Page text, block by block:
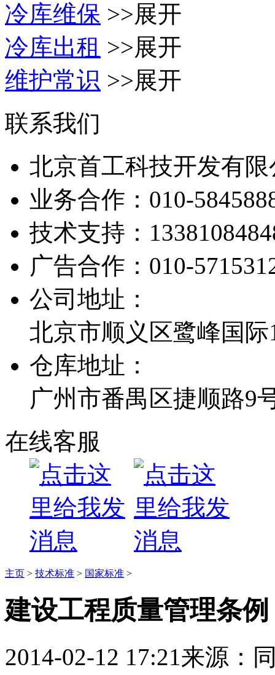
冷库维保 >>展开
冷库出租 >>展开
维护常识 >>展开
联系我们
北京首工科技开发有限
业务合作： 010-
技术支持：
广告合作： 010-
公司地址：
北京市顺义区鹭峰国际
仓库地址：
广州市番禺区捷顺路9
在线客服
主页 > 技术标准 > 国家标准 >
建设工程质量管理条例
2014-02-12 17:21来源：